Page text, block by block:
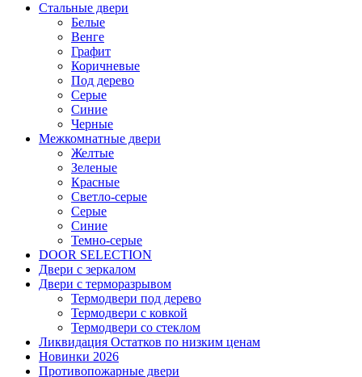
Стальные двери
Белые
Венге
Графит
Коричневые
Под дерево
Серые
Синие
Черные
Межкомнатные двери
Желтые
Зеленые
Красные
Светло-серые
Серые
Синие
Темно-серые
DOOR SELECTION
Двери с зеркалом
Двери с терморазрывом
Термодвери под дерево
Термодвери с ковкой
Термодвери со стеклом
Ликвидация Остатков по низким ценам
Новинки 2026
Противопожарные двери